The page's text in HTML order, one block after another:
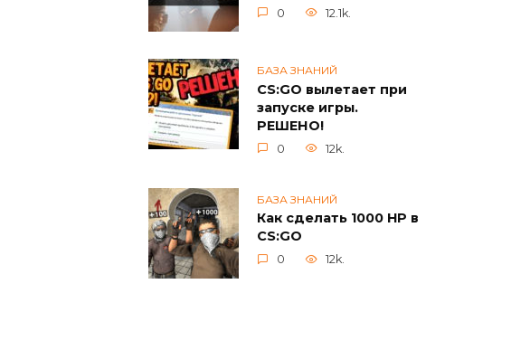
0 12.1k.
БАЗА ЗНАНИЙ
CS:GO вылетает при
запуске игры.
РЕШЕНО!
0 12k.
БАЗА ЗНАНИЙ
Как сделать 1000 HP в
CS:GO
0 12k.